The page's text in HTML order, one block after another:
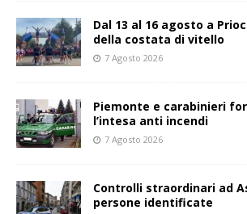
Dal 13 al 16 agosto a
della costata di vitello
7 Agosto 2026
Piemonte e carabinieri
l’intesa anti incendi
7 Agosto 2026
Controlli straordinari ad
persone identificate